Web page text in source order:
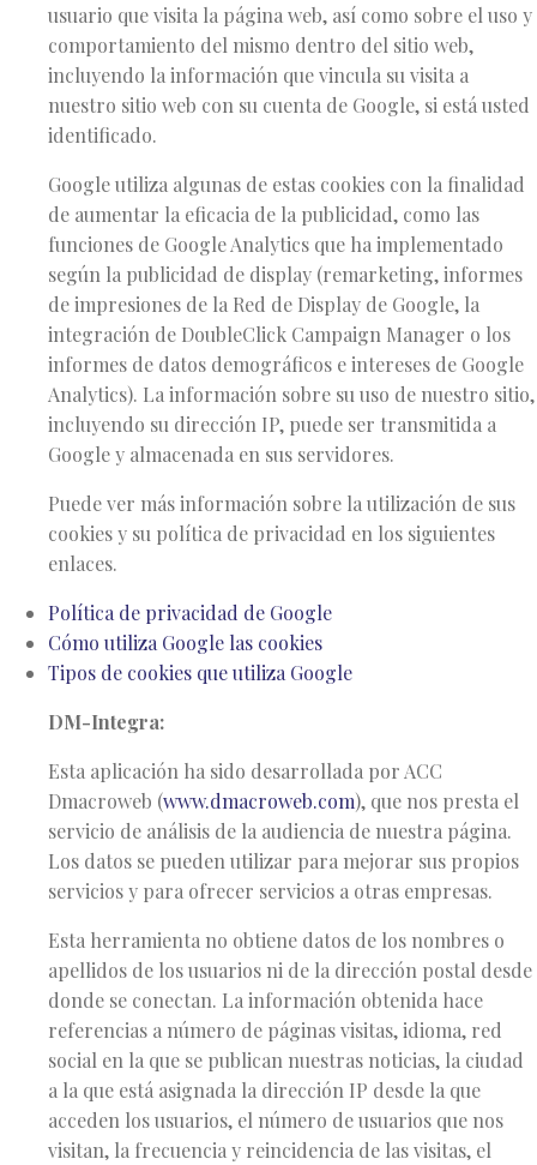
usuario que visita la página web, así como sobre el uso y
comportamiento del mismo dentro del sitio web,
incluyendo la información que vincula su visita a
nuestro sitio web con su cuenta de Google, si está usted
identificado.
Google utiliza algunas de estas cookies con la finalidad
de aumentar la eficacia de la publicidad, como las
funciones de Google Analytics que ha implementado
según la publicidad de display (remarketing, informes
de impresiones de la Red de Display de Google, la
integración de DoubleClick Campaign Manager o los
informes de datos demográficos e intereses de Google
Analytics). La información sobre su uso de nuestro sitio,
incluyendo su dirección IP, puede ser transmitida a
Google y almacenada en sus servidores.
Puede ver más información sobre la utilización de sus
cookies y su política de privacidad en los siguientes
enlaces.
Política de privacidad de Google
Cómo utiliza Google las cookies
Tipos de cookies que utiliza Google
DM-Integra:
Esta aplicación ha sido desarrollada por ACC
Dmacroweb (www.dmacroweb.com), que nos presta el
servicio de análisis de la audiencia de nuestra página.
Los datos se pueden utilizar para mejorar sus propios
servicios y para ofrecer servicios a otras empresas.
Esta herramienta no obtiene datos de los nombres o
apellidos de los usuarios ni de la dirección postal desde
donde se conectan. La información obtenida hace
referencias a número de páginas visitas, idioma, red
social en la que se publican nuestras noticias, la ciudad
a la que está asignada la dirección IP desde la que
acceden los usuarios, el número de usuarios que nos
visitan, la frecuencia y reincidencia de las visitas, el